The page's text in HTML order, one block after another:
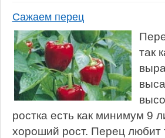
Сажаем перец
так
ростка есть как минимум 9
хороший рост. Перец любит